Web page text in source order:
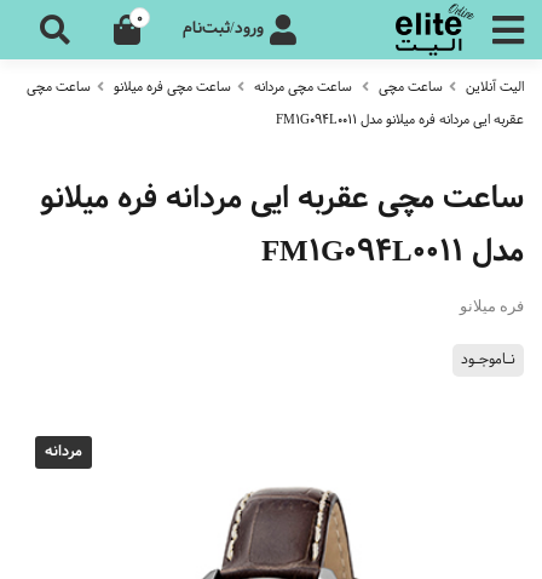
ورود/ثبت‌نام 0
الیت آنلاین ساعت مچی ساعت مچی مردانه ساعت مچی فره میلانو
ساعت مچی
عقربه ایی مردانه فره میلانو مدل FM1G094L0011
ساعت مچی عقربه ایی مردانه فره میلانو
مدل FM1G094L0011
فره میلانو
نـاموجـود
مردانه